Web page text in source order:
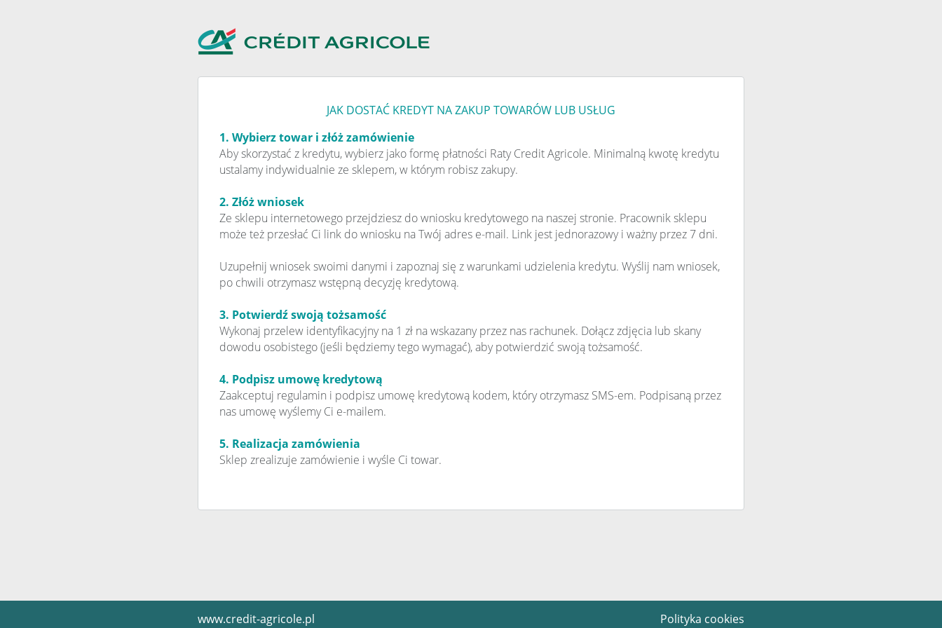
JAK DOSTAĆ KREDYT NA ZAKUP TOWARÓW LUB USŁUG
1. Wybierz towar i złóż zamówienie
Aby skorzystać z kredytu, wybierz jako formę płatności Raty Credit Agricole. Minimalną kwotę kredytu
ustalamy indywidualnie ze sklepem, w którym robisz zakupy.
2. Złóż wniosek
Ze sklepu internetowego przejdziesz do wniosku kredytowego na naszej stronie. Pracownik sklepu
może też przesłać Ci link do wniosku na Twój adres e-mail. Link jest jednorazowy i ważny przez 7 dni.
Uzupełnij wniosek swoimi danymi i zapoznaj się z warunkami udzielenia kredytu. Wyślij nam wniosek,
po chwili otrzymasz wstępną decyzję kredytową.
3. Potwierdź swoją tożsamość
Wykonaj przelew identyfikacyjny na 1 zł na wskazany przez nas rachunek. Dołącz zdjęcia lub skany
dowodu osobistego (jeśli będziemy tego wymagać), aby potwierdzić swoją tożsamość.
4. Podpisz umowę kredytową
Zaakceptuj regulamin i podpisz umowę kredytową kodem, który otrzymasz SMS-em. Podpisaną przez
nas umowę wyślemy Ci e-mailem.
5. Realizacja zamówienia
Sklep zrealizuje zamówienie i wyśle Ci towar.
www.credit-agricole.pl Polityka cookies